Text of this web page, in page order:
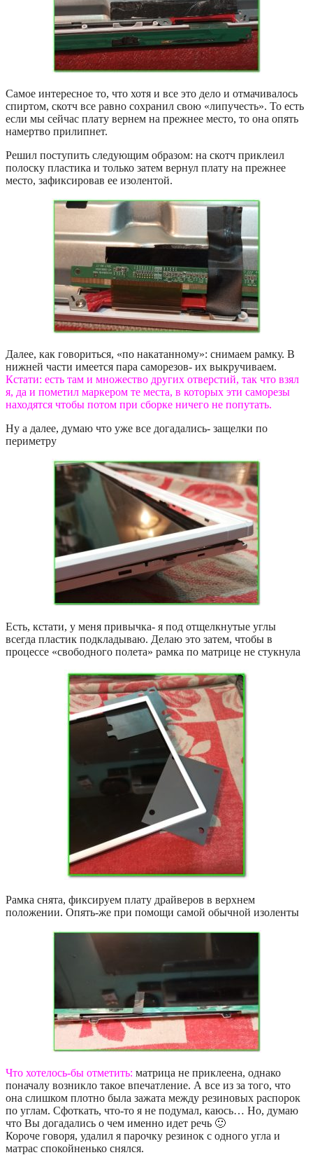
Самое интересное то, что хотя и все это дело и отмачивалось
спиртом, скотч все равно сохранил свою «липучесть». То есть
если мы сейчас плату вернем на прежнее место, то она опять
намертво прилипнет.
Решил поступить следующим образом: на скотч приклеил
полоску пластика и только затем вернул плату на прежнее
место, зафиксировав ее изолентой.
Далее, как говориться, «по накатанному»: снимаем рамку. В
нижней части имеется пара саморезов- их выкручиваем.
Кстати: есть там и множество других отверстий, так что взял
я, да и пометил маркером те места, в которых эти саморезы
находятся чтобы потом при сборке ничего не попутать.
Ну а далее, думаю что уже все догадались- защелки по
периметру
Есть, кстати, у меня привычка- я под отщелкнутые углы
всегда пластик подкладываю. Делаю это затем, чтобы в
процессе «свободного полета» рамка по матрице не стукнула
Рамка снята, фиксируем плату драйверов в верхнем
положении. Опять-же при помощи самой обычной изоленты
Что хотелось-бы отметить: матрица не приклеена, однако
поначалу возникло такое впечатление. А все из за того, что
она слишком плотно была зажата между резиновых распорок
по углам. Сфоткать, что-то я не подумал, каюсь… Но, думаю
что Вы догадались о чем именно идет речь 🙂
Короче говоря, удалил я парочку резинок с одного угла и
матрас спокойненько снялся.